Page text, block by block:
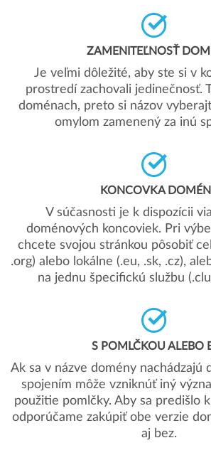
ZAMENITEĽNOSŤ
Je veľmi dôležité, aby ste si v
prostredí zachovali jedinečnosť.
doménach, preto si názov
omylom zamenený za inú
KONCOVKA
V súčasnosti je k dispozícii
doménových koncoviek. Pri
chcete svojou stránkou pôsobiť
.org) alebo lokálne (.eu, .sk, .cz),
na jednu špecifickú službu
S POMLČKOU ALEBO
Ak sa v názve domény nachádzajú
spojením môže vzniknúť iný
použitie pomlčky. Aby sa predišlo
odporúčame zakúpiť obe verzie
aj bez.